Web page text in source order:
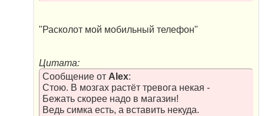
"Расколот мой мобильный телефон"
Цитата:
Сообщение от Alex:
Стою. В мозгах растёт тревога некая -
Бежать скорее надо в магазин!
Ведь симка есть, а вставить некуда.